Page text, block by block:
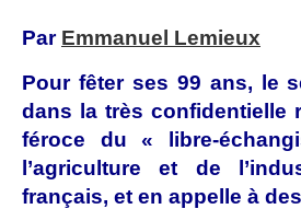
Par Emmanuel Lemieux
Pour fêter ses 99 ans, le
dans la très confidentielle
féroce du « libre-
l’agriculture et de
français, et en appelle à